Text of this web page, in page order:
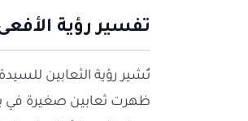
تفسير رؤية
تُشير رؤية الثعابين
ظهرت ثعابين صغيرة في